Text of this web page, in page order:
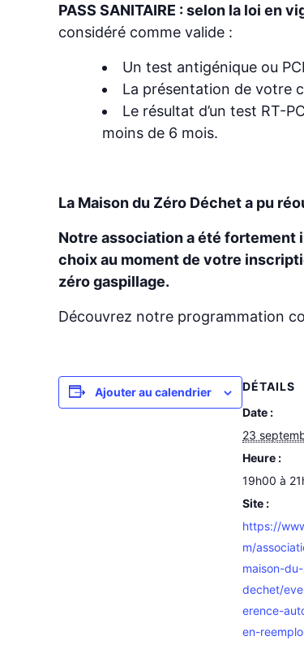
PASS SANITAIRE : selon la loi en
considéré comme valide :
Un test antigénique ou
La présentation de votre
Le résultat d’un test RT-
moins de 6 mois.
La Maison du Zéro Déchet a pu
Notre association a été fortement
choix au moment de votre
zéro gaspillage.
Découvrez notre programmation
Ajouter au calendrier
DÉTAILS
Date :
23
Heure :
19h00 à
Site :
https://
m/
maison-
dechet/
erence-
en-